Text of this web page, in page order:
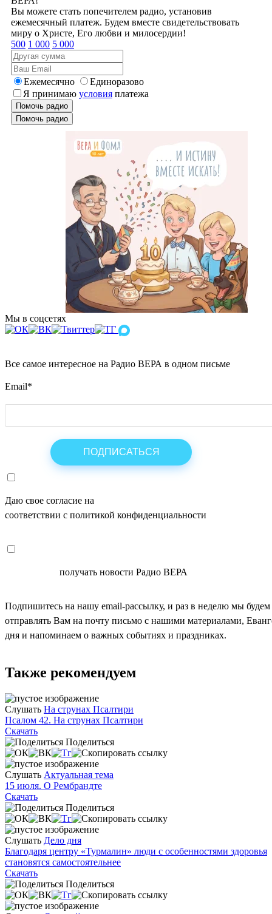
Вы можете стать попечителем радио, установив
ежемесячный платеж. Будем вместе свидетельствовать
миру о Христе, Его любви и милосердии!
500 1 000 5 000
Ежемесячно
Единоразово
Я принимаю условия платежа
Помочь радио
Помочь радио
Мы в соцсетях
Все самое интересное на Радио ВЕРА в одном письме
Email*
Даю свое согласие на
соответствии с политикой конфиденциальности
получать новости Радио ВЕРА
Подпишитесь на нашу email-рассылку, и раз в неделю мы будем
отправлять Вам на почту письмо с нашими материалами,
дня и напоминаем о важных событиях и праздниках.
Также рекомендуем
Слушать На струнах Псалтири
Псалом 42. На струнах Псалтири
Скачать
Поделиться
Слушать Актуальная тема
15 июля. О Рембрандте
Скачать
Поделиться
Слушать Дело дня
Благодаря центру «Турмалин» люди с особенностями здоровья
становятся самостоятельнее
Скачать
Поделиться